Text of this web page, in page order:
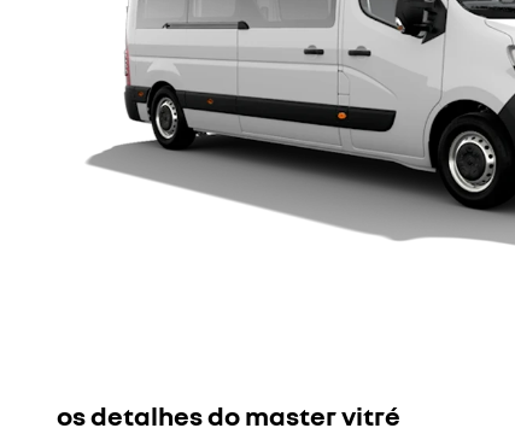
os detalhes do master vitré